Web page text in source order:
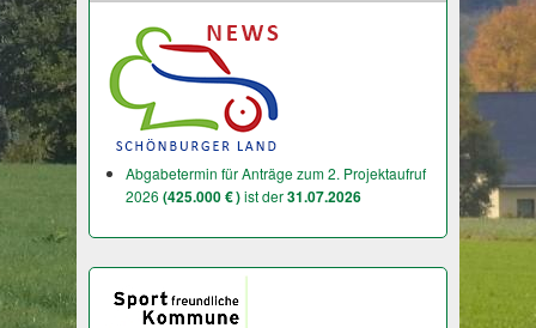
Abgabetermin für Anträge zum 2. Projektaufruf
2026 (425.000 € )ist der31.07.2026